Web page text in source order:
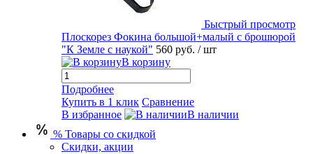
Быстрый просмотр
Плоскорез Фокина большой+малый с брошюрой
"К Земле с наукой" 560 руб. / шт
В корзину
Подробнее
Купить в 1 клик Сравнение
В избранное
В наличии
% Товары со скидкой
Скидки, акции